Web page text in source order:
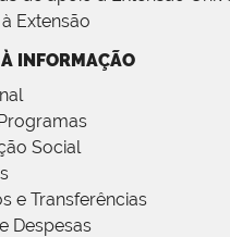
Extensão
INFORMAÇÃO
Social
e Transferências
Despesas